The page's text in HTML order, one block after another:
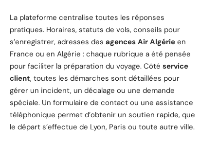
La plateforme centralise toutes les réponses
pratiques. Horaires, statuts de vols, conseils pour
s’enregistrer, adresses des agences Air Algérie en
France ou en Algérie : chaque rubrique a été pensée
pour faciliter la préparation du voyage. Côté service
client, toutes les démarches sont détaillées pour
gérer un incident, un décalage ou une demande
spéciale. Un formulaire de contact ou une assistance
téléphonique permet d’obtenir un soutien rapide, que
le départ s’effectue de Lyon, Paris ou toute autre ville.